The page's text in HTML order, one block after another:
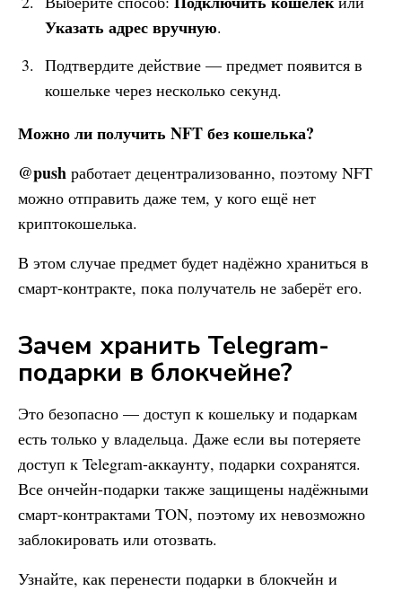
Указать адрес вручную.
Подтвердите действие — предмет появится в
кошельке через несколько секунд.
Можно ли получить NFT без кошелька?
@push работает децентрализованно, поэтому NFT
можно отправить даже тем, у кого ещё нет
криптокошелька.
В этом случае предмет будет надёжно храниться в
смарт-контракте, пока получатель не заберёт его.
Зачем хранить Telegram-
подарки в блокчейне?
Это безопасно — доступ к кошельку и подаркам
есть только у владельца. Даже если вы потеряете
доступ к Telegram-аккаунту, подарки сохранятся.
Все ончейн-подарки также защищены надёжными
смарт-контрактами TON, поэтому их невозможно
заблокировать или отозвать.
Узнайте, как перенести подарки в блокчейн и